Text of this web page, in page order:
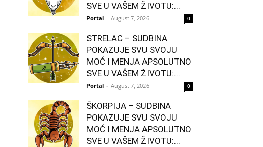
SVE U VAŠEM ŽIVOTU:...
Portal - August 7, 2026 0
STRELAC – SUDBINA
POKAZUJE SVU SVOJU
MOĆ I MENJA APSOLUTNO
SVE U VAŠEM ŽIVOTU:...
Portal - August 7, 2026 0
ŠKORPIJA – SUDBINA
POKAZUJE SVU SVOJU
MOĆ I MENJA APSOLUTNO
SVE U VAŠEM ŽIVOTU:...